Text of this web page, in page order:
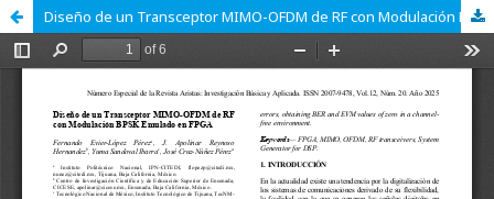
Diseño de un Transceptor MIMO-OFDM de RF con Modulación BPSK Emulado en FPGA